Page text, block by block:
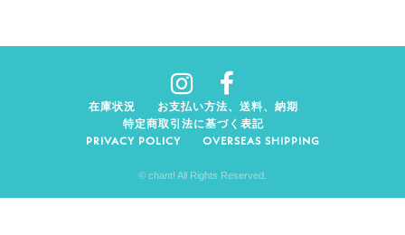
在庫状況
お支払い方法、送料、納期
特定商取引法に基づく表記
PRIVACY POLICY
OVERSEAS SHIPPING
© chant! All Rights Reserved.